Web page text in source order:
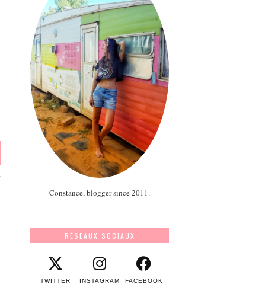
Constance, blogger since 2011.
RÉSEAUX SOCIAUX
TWITTER INSTAGRAM FACEBOOK